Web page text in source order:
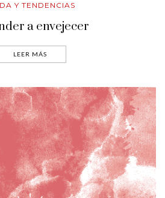
Y TENDENCIAS
a envejecer
LEER MÁS